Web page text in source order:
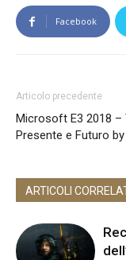
Facebook
Articolo precedente
Microsoft E3 2018 –
Presente e Futuro
ARTICOLI